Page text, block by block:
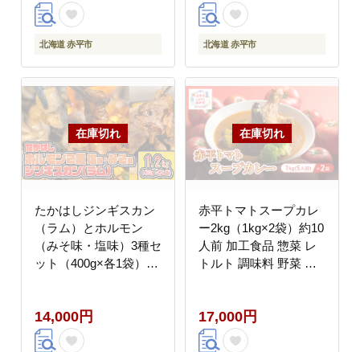
げ物 セット グルメ 大
容量 冷凍コロッケ 揚げ
るだけ 時短
北海道 赤平市
げ物 セット グルメ 大
容量 冷凍コロッケ 揚げ
るだけ 時短
北海道 赤平市
たかはしジンギスカン
（ラム）とホルモン
（みそ味・塩味）3種セ
ット（400g×各1袋）計
肉 バーベキュー
14,000円
赤平トマトスープカレ
ー2kg（1kg×2袋）約10
人前 加工食品 惣菜 レ
トルト 調味料 野菜 パ
凍 北海道 赤平市
17,000円